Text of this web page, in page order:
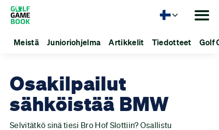
Meistä Junioriohjelma Artikkelit Tiedotteet Golf
Osakilpailut
sähköistää BMW
Selvitätkö sinä tiesi Bro Hof Slottiin? Osallistu